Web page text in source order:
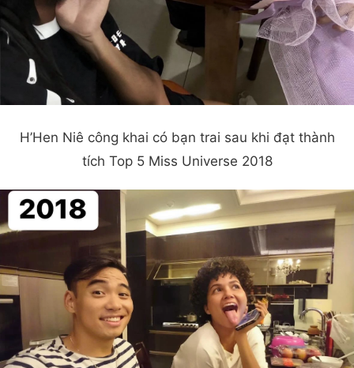
H’Hen Niê công khai có bạn trai sau khi đạt thành
tích Top 5 Miss Universe 2018